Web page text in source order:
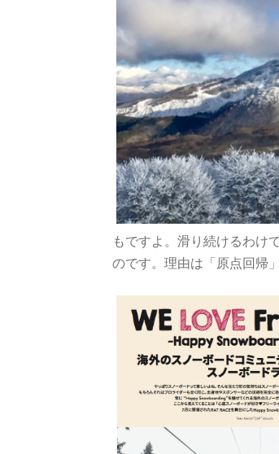
もですよ。滑り続けるわけ
のです。理由は「原点回帰